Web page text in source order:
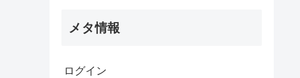
メタ情報
ログイン